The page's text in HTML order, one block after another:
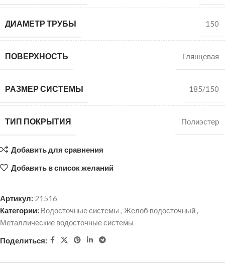
ДИАМЕТР ТРУБЫ 150
ПОВЕРХНОСТЬ Глянцевая
РАЗМЕР СИСТЕМЫ 185/150
ТИП ПОКРЫТИЯ Полиэстер
Добавить для сравнения
Добавить в список желаний
Артикул: 21516
Категории: Водосточные системы , Желоб водосточный,
Металлические водосточные системы
Поделиться: